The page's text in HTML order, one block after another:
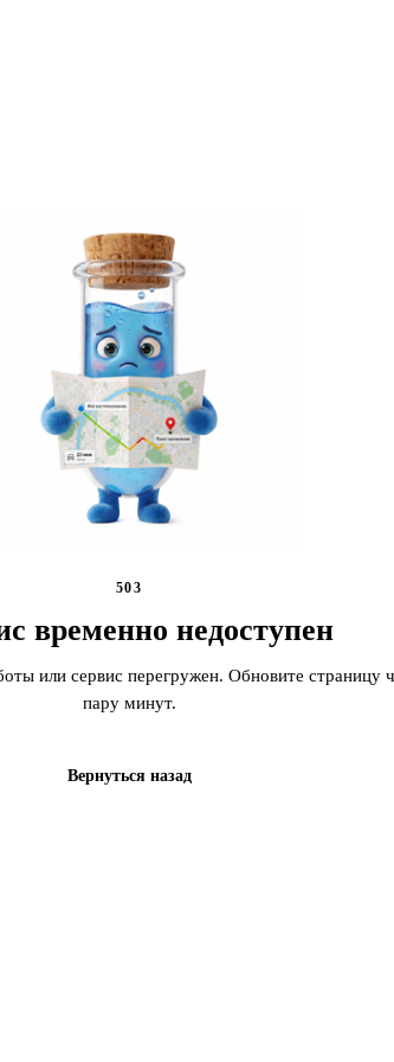
503
временно недоступен
или сервис перегружен. Обновите страницу
пару минут.
Вернуться назад